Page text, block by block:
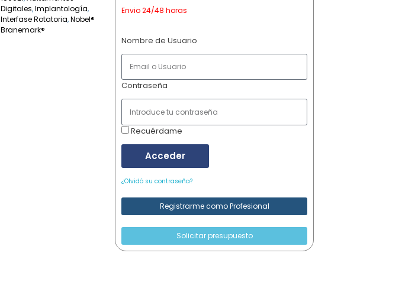
Digitales,Implantología,
Interfase Rotatoria,Nobel®
Branemark®
Envio 24/48 horas
Nombre de Usuario
Contraseña
Recuérdame
Acceder
¿Olvidó su contraseña?
Registrarme como Profesional
Solicitar presupuesto